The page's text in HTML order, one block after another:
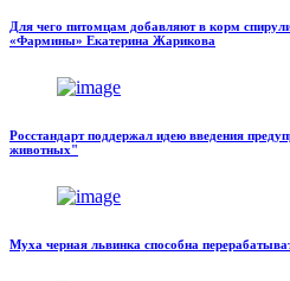
Для чего питомцам добавляют в корм
«Фармины» Екатерина Жарикова
Росстандарт поддержал идею введения
животных"
Муха черная львинка способна